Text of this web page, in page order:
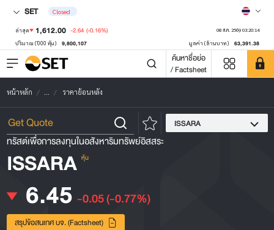
SET Closed
ล่าสุด 1,612.00 -2.64 (-0.16%) 08 ส.ค. 2569 03:20:14
ปริมาณ ('000 หุ้น) 9,800,107 มูลค่า (ล้านบาท) 63,391.38
ค้นหาชื่อย่อ
/ Factsheet
หน้าหลัก ... ราคาย้อนหลัง
ISSARA
ทรัสต์เพื่อการลงทุนในอสังหาริมทรัพย์อิสสระ
ISSARA หุ้น
6.45 -0.05(-0.77%)
สรุปข้อสนเทศ บจ. (Factsheet)